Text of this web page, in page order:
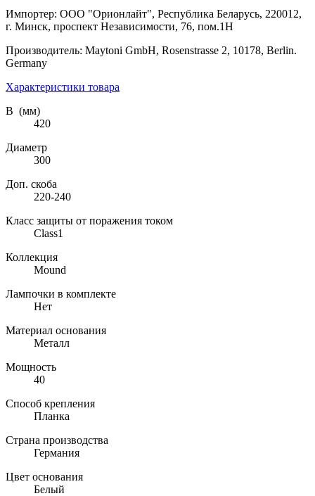
Импортер: ООО "Орионлайт", Республика Беларусь, 220012,
г. Минск, проспект Независимости, 76, пом.1Н
Производитель: Maytoni GmbH, Rosenstrasse 2, 10178, Berlin.
Germany
Характеристики товара
В (мм)
420
Диаметр
300
Доп. скоба
220-240
Класс защиты от поражения током
Class1
Коллекция
Mound
Лампочки в комплекте
Нет
Материал основания
Металл
Мощность
40
Способ крепления
Планка
Страна производства
Германия
Цвет основания
Белый